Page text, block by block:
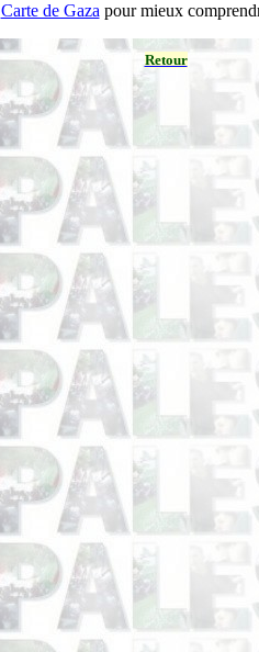
Carte de Gaza pour mieux
Retour